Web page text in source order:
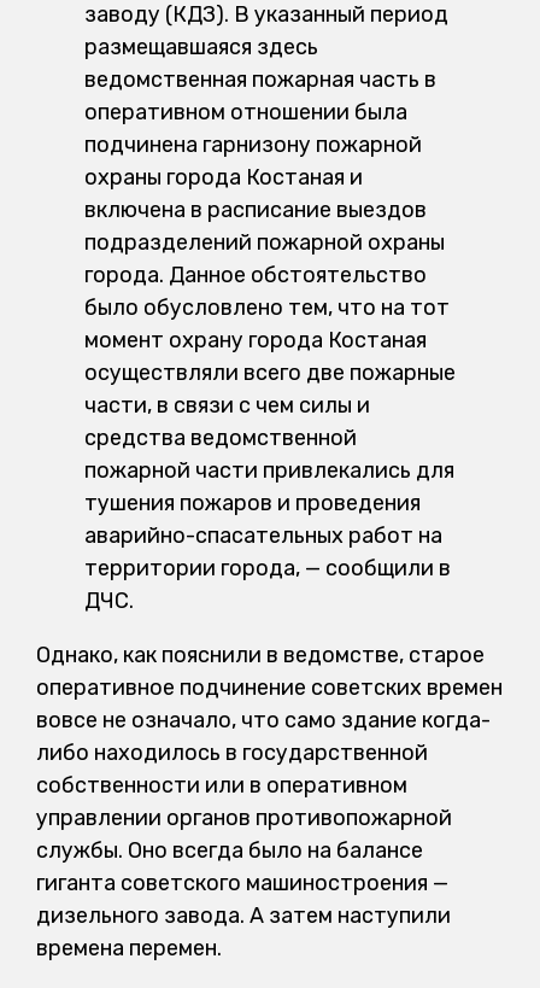
заводу (КДЗ). В указанный период
размещавшаяся здесь
ведомственная пожарная часть в
оперативном отношении была
подчинена гарнизону пожарной
охраны города Костаная и
включена в расписание выездов
подразделений пожарной охраны
города. Данное обстоятельство
было обусловлено тем, что на тот
момент охрану города Костаная
осуществляли всего две пожарные
части, в связи с чем силы и
средства ведомственной
пожарной части привлекались для
тушения пожаров и проведения
аварийно-спасательных работ на
территории города, — сообщили в
ДЧС.
Однако, как пояснили в ведомстве, старое
оперативное подчинение советских времен
вовсе не означало, что само здание когда-
либо находилось в государственной
собственности или в оперативном
управлении органов противопожарной
службы. Оно всегда было на балансе
гиганта советского машиностроения —
дизельного завода. А затем наступили
времена перемен.